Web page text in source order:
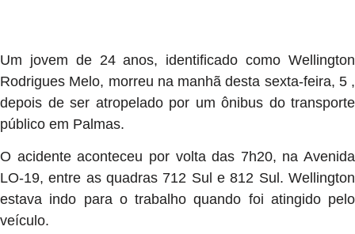
Um jovem de 24 anos, identificado como Wellington
Rodrigues Melo, morreu na manhã desta sexta-feira, 5 ,
depois de ser atropelado por um ônibus do transporte
público em Palmas.
O acidente aconteceu por volta das 7h20, na Avenida
LO-19, entre as quadras 712 Sul e 812 Sul. Wellington
estava indo para o trabalho quando foi atingido pelo
veículo.